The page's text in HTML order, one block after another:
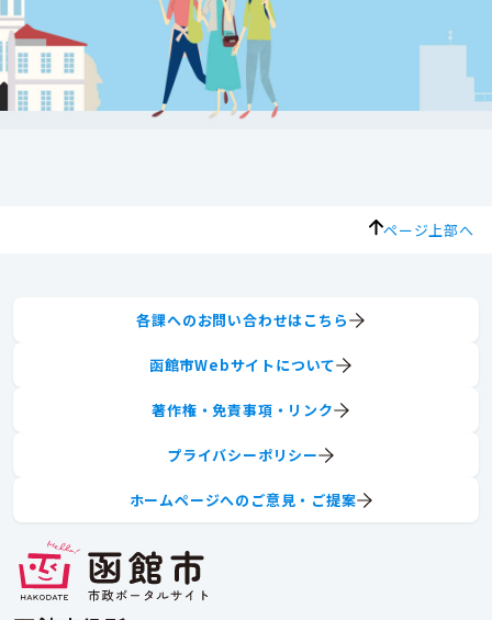
ページ上部へ
各課へのお問い合わせはこちら
函館市Webサイトについて
著作権・免責事項・リンク
プライバシーポリシー
ホームページへのご意見・ご提案